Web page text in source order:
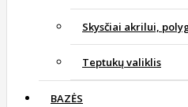
Skysčiai akrilui,
Teptukų valiklis
BAZĖS